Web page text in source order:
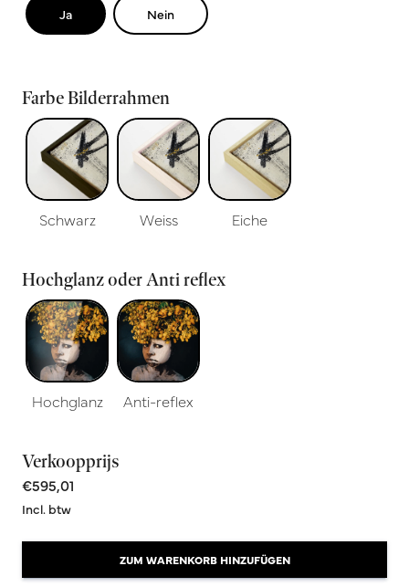
Ja Nein
Farbe Bilderrahmen
Schwarz Weiss Eiche
Hochglanz oder Anti reflex
Hochglanz Anti-reflex
Verkoopprijs
€595,01
Incl. btw
ZUM WARENKORB HINZUFÜGEN